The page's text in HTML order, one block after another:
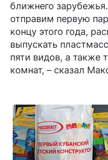
ближнего
отправим первую
концу этого года,
выпускать
пяти видов, а также
комнат, – сказал